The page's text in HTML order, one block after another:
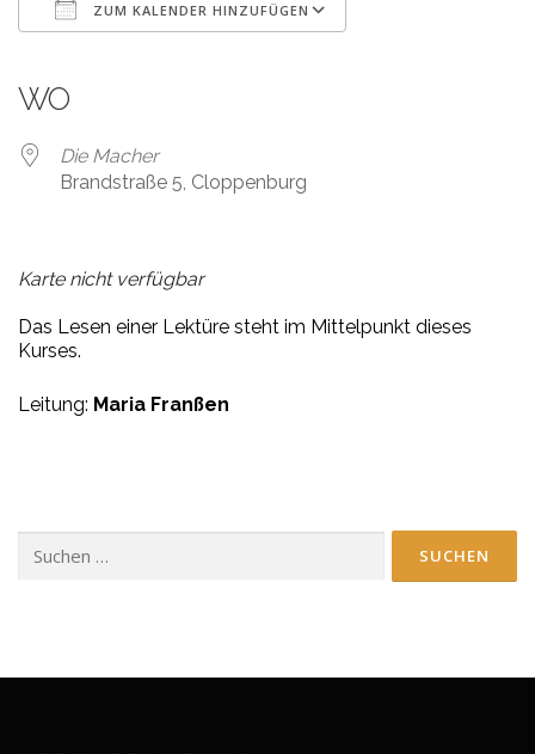
ZUM KALENDER HINZUFÜGEN
WO
Die Macher
Brandstraße 5, Cloppenburg
Karte nicht verfügbar
Das Lesen einer Lektüre steht im Mittelpunkt dieses
Kurses.
Leitung: Maria Franßen
nach: